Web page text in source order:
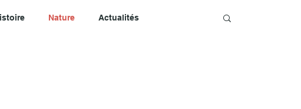
Nature Actualités